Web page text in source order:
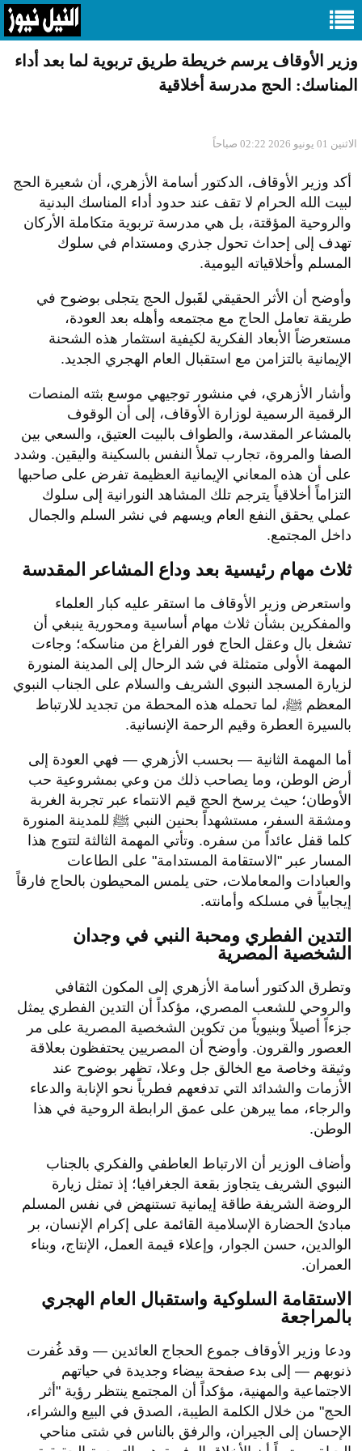
وزير الأوقاف يرسم خريطة طريق تربوية لما بعد أداء
المناسك: الحج مدرسة أخلاقية
الاثنين 01 يونيو 2026 02:22 صباحاً
​أكد وزير الأوقاف، الدكتور أسامة الأزهري، أن شعيرة الحج
لبيت الله الحرام لا تقف عند حدود أداء المناسك البدنية
والروحية المؤقتة، بل هي مدرسة تربوية متكاملة الأركان
تهدف إلى إحداث تحول جذري ومستدام في سلوك
المسلم وأخلاقياته اليومية.
وأوضح أن الأثر الحقيقي لقَبول الحج يتجلى بوضوح في
طريقة تعامل الحاج مع مجتمعه وأهله بعد العودة،
مستعرضاً الأبعاد الفكرية لكيفية استثمار هذه الشحنة
الإيمانية بالتزامن مع استقبال العام الهجري الجديد.
​وأشار الأزهري، في منشور توجيهي موسع بثته المنصات
الرقمية الرسمية لوزارة الأوقاف، إلى أن الوقوف
بالمشاعر المقدسة، والطواف بالبيت العتيق، والسعي بين
الصفا والمروة، تجارب تملأ النفس بالسكينة واليقين. وشدد
على أن هذه المعاني الإيمانية العظيمة تفرض على صاحبها
التزاماً أخلاقياً يترجم تلك المشاهد النورانية إلى سلوك
عملي يحقق النفع العام ويسهم في نشر السلم والجمال
داخل المجتمع.
​ثلاث مهام رئيسية بعد وداع المشاعر المقدسة
​واستعرض وزير الأوقاف ما استقر عليه كبار العلماء
والمفكرين بشأن ثلاث مهام أساسية ومحورية ينبغي أن
تشغل بال وعقل الحاج فور الفراغ من مناسكه؛ وجاءت
المهمة الأولى متمثلة في شد الرحال إلى المدينة المنورة
لزيارة المسجد النبوي الشريف والسلام على الجناب النبوي
المعظم ﷺ، لما تحمله هذه المحطة من تجديد للارتباط
بالسيرة العطرة وقيم الرحمة الإنسانية.
​أما المهمة الثانية — بحسب الأزهري — فهي العودة إلى
أرض الوطن، وما يصاحب ذلك من وعي بمشروعية حب
الأوطان؛ حيث يرسخ الحج قيم الانتماء عبر تجربة الغربة
ومشقة السفر، مستشهداً بحنين النبي ﷺ للمدينة المنورة
كلما قفل عائداً من سفره. وتأتي المهمة الثالثة لتتوج هذا
المسار عبر "الاستقامة المستدامة" على الطاعات
والعبادات والمعاملات، حتى يلمس المحيطون بالحاج فارقاً
إيجابياً في مسلكه وأمانته.
​التدين الفطري ومحبة النبي في وجدان
الشخصية المصرية
​وتطرق الدكتور أسامة الأزهري إلى المكون الثقافي
والروحي للشعب المصري، مؤكداً أن التدين الفطري يمثل
جزءاً أصيلاً وبنيوياً من تكوين الشخصية المصرية على مر
العصور والقرون. وأوضح أن المصريين يحتفظون بعلاقة
وثيقة وخاصة مع الخالق جل وعلا، تظهر بوضوح عند
الأزمات والشدائد التي تدفعهم فطرياً نحو الإنابة والدعاء
والرجاء، مما يبرهن على عمق الرابطة الروحية في هذا
الوطن.
​وأضاف الوزير أن الارتباط العاطفي والفكري بالجناب
النبوي الشريف يتجاوز بقعة الجغرافيا؛ إذ تمثل زيارة
الروضة الشريفة طاقة إيمانية تستنهض في نفس المسلم
مبادئ الحضارة الإسلامية القائمة على إكرام الإنسان، بر
الوالدين، حسن الجوار، وإعلاء قيمة العمل، الإنتاج، وبناء
العمران.
​الاستقامة السلوكية واستقبال العام الهجري
بالمراجعة
​ودعا وزير الأوقاف جموع الحجاج العائدين — وقد غُفرت
ذنوبهم — إلى بدء صفحة بيضاء وجديدة في حياتهم
الاجتماعية والمهنية، مؤكداً أن المجتمع ينتظر رؤية "أثر
الحج" من خلال الكلمة الطيبة، الصدق في البيع والشراء،
الإحسان إلى الجيران، والرفق بالناس في شتى مناحي